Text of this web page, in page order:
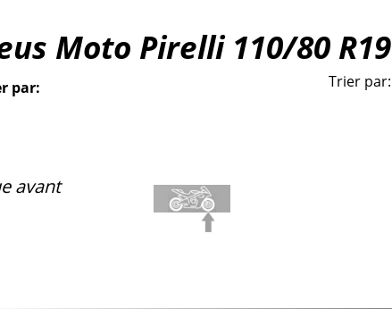
Moto Pirelli 110/80 R19
par: Trier par:
avant